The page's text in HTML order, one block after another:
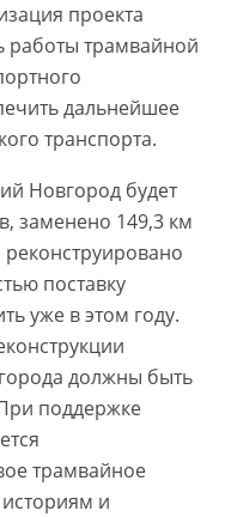
проекта
работы трамвайной
дальнейшее
транспорта.
Новгород будет
заменено 149,3 км
поставку
уже в этом году.
должны быть
поддержке
трамвайное
и